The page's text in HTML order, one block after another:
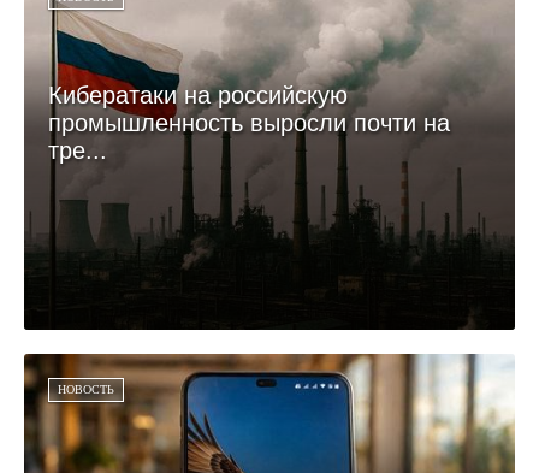
Кибератаки на российскую
промышленность выросли почти на
тре...
НОВОСТЬ